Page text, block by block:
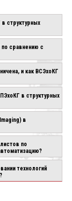
структурных
сравнению с
и как ВСЭхоКГ
в структурных
в
по
технологий
CHISON SONOGO
EBIT 80